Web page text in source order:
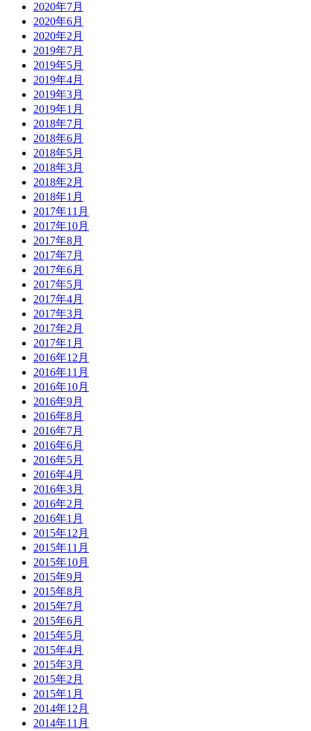
2020年7月
2020年6月
2020年2月
2019年7月
2019年5月
2019年4月
2019年3月
2019年1月
2018年7月
2018年6月
2018年5月
2018年3月
2018年2月
2018年1月
2017年11月
2017年10月
2017年8月
2017年7月
2017年6月
2017年5月
2017年4月
2017年3月
2017年2月
2017年1月
2016年12月
2016年11月
2016年10月
2016年9月
2016年8月
2016年7月
2016年6月
2016年5月
2016年4月
2016年3月
2016年2月
2016年1月
2015年12月
2015年11月
2015年10月
2015年9月
2015年8月
2015年7月
2015年6月
2015年5月
2015年4月
2015年3月
2015年2月
2015年1月
2014年12月
2014年11月